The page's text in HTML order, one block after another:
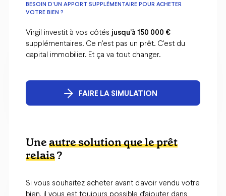
BESOIN D’UN APPORT SUPPLÉMENTAIRE POUR ACHETER
VOTRE BIEN ?
Virgil investit à vos côtés jusqu’à 150 000 €
supplémentaires. Ce n'est pas un prêt. C'est du
capital immobilier. Et ça va tout changer.
FAIRE LA SIMULATION
Uneautre solution que le prêt
relais?
Si vous souhaitez acheter avant d’avoir vendu votre
bien, il vous est toujours possible d’ajouter dans